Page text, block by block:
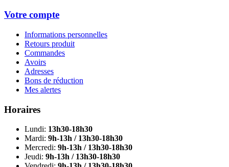
Votre compte
Informations personnelles
Retours produit
Commandes
Avoirs
Adresses
Bons de réduction
Mes alertes
Horaires
Lundi: 13h30-18h30
Mardi: 9h-13h / 13h30-18h30
Mercredi: 9h-13h / 13h30-18h30
Jeudi: 9h-13h / 13h30-18h30